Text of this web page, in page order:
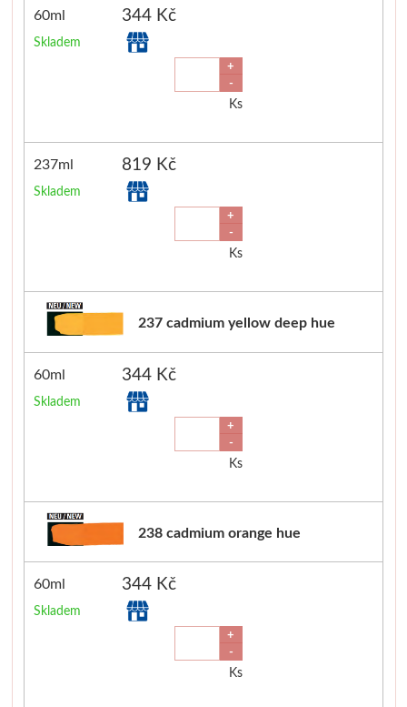
Pomůcky
Štětce
Novinky
60ml 344 Kč
Skladem
+
-
Ks
237ml 819 Kč
Skladem
+
-
Ks
237 cadmium yellow deep hue
60ml 344 Kč
Skladem
+
-
Ks
238 cadmium orange hue
60ml 344 Kč
Skladem
+
-
Ks